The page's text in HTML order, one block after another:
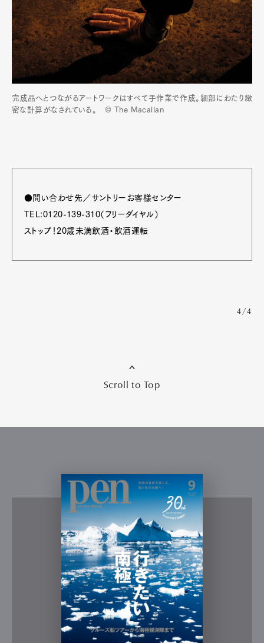
完成品へとつながるアートワークはすべて手作業で作成。細部にわたり緻
密な計算がなされている。 © The Macallan
●問い合わせ先／サントリーお客様センター
TEL:0120-139-310（フリーダイヤル）
ストップ！20歳未満飲酒・飲酒運転
4/4
Scroll to Top